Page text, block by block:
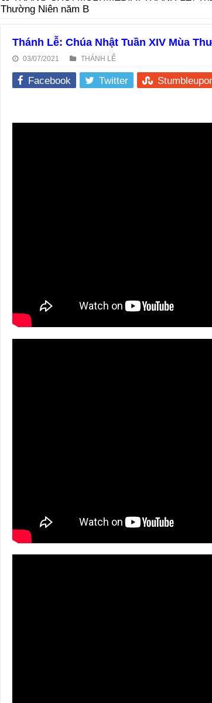
Thường Niên năm B
Thánh Lễ: Chúa Nhật Tuần XIV Mùa
03/07/2021 THÁNH LỄ
Facebook Twitter